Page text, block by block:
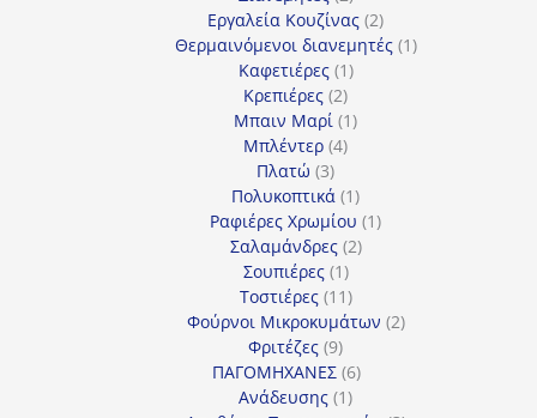
προϊόντα
Εργαλεία Κουζίνας 22
προϊόντα
Θερμαινόμενοι διανεμητές 11
Καφετιέρες 11
προϊόν
Κρεπιέρες 22
προϊόντα
Μπαιν Μαρί 11
Μπλέντερ 44
Πλατώ 33
προϊόντα
Πολυκοπτικά 11
προϊόν
Ραφιέρες Χρωμίου 11
Σαλαμάνδρες 22
Σουπιέρες 11
προϊόν
Τοστιέρες 1111
προϊόντα
Φούρνοι Μικροκυμάτων 22
Φριτέζες 99
προϊόντα
ΠΑΓΟΜΗΧΑΝΕΣ 66
Ανάδευσης 11